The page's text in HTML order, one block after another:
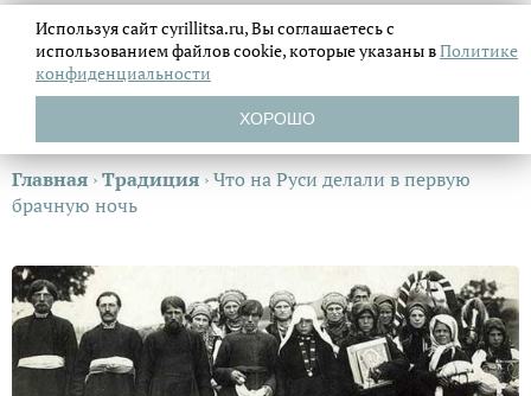
Главная ›Традиция ›Что на Руси делали в первую
брачную ночь
Используя сайт cyrillitsa.ru, Вы соглашаетесь с
использованием файловcookie, которые указаны вПолитике
конфиденциальности
ХОРОШО